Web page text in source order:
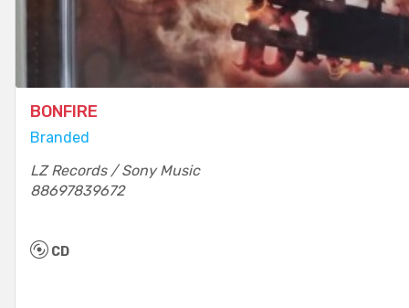
BONFIRE
Branded
LZ Records / Sony Music
88697839672
CD